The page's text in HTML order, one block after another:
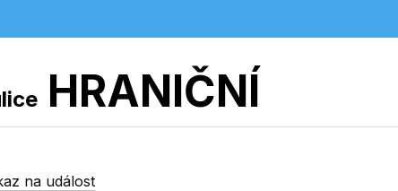
HRANIČNÍ
na událost